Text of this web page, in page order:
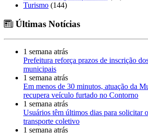
Turismo (144)
Últimas Notícias
1 semana atrás
Prefeitura reforça prazos de inscrição
municipais
1 semana atrás
Em menos de 30 minutos, atuação da
recupera veículo furtado no Contorno
1 semana atrás
Usuários têm últimos dias para solicitar
transporte coletivo
1 semana atrás